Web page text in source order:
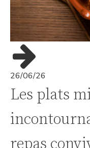
26/06/26
Les plats
repas